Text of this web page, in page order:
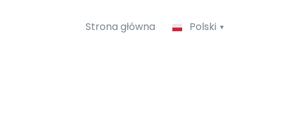
Strona główna Polski